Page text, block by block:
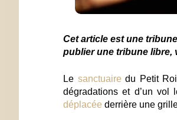
Cet article est une
publier une tribune libre,
Le sanctuaire du Petit
dégradations et d’un vol
déplacée derrière une